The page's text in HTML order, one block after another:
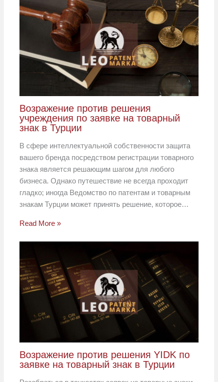
Возражение против решения
учреждения по заявке на товарный
знак в Турции
В сфере интеллектуальной собственности защита
вашего бренда посредством регистрации товарного
знака является решающим шагом для любого
бизнеса. Однако путешествие не всегда проходит
гладко; иногда Ведомство по патентам и товарным
знакам Турции может принять решение, которое…
Read More »
Возражение против решения YIDK по
заявке на товарный знак в Турции